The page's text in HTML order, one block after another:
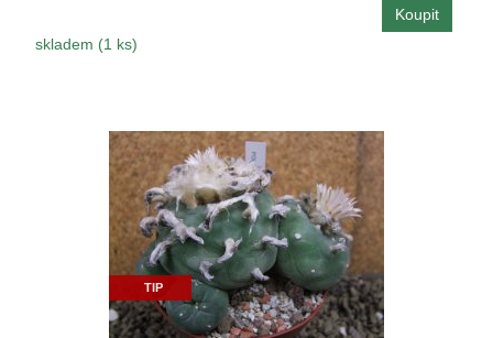
skladem (1 ks)
TIP